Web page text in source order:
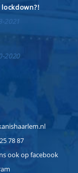
2021
2020
78 87
ook op facebook